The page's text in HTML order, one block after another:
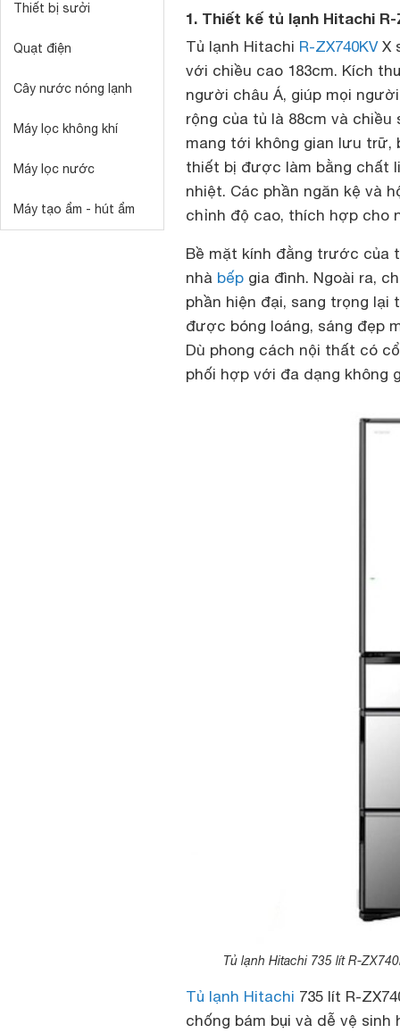
Thiết bị sưởi
Quạt điện
Cây nước nóng lạnh
Máy lọc không khí
Máy lọc nước
Máy tạo ẩm - hút ẩm
1. Thiết kế tủ lạnh Hitachi R-
Tủ lạnh Hitachi R-ZX740KVX
với chiều cao 183cm. Kích
người châu Á, giúp mọi
rộng của tủ là 88cm và chiều
mang tới không gian lưu trữ,
thiết bị được làm bằng chất
nhiệt. Các phần ngăn kệ và
chỉnh độ cao, thích hợp cho
Bề mặt kính đằng trước của
nhà bếp gia đình. Ngoài ra,
phần hiện đại, sang trọng
được bóng loáng, sáng đẹp
Dù phong cách nội thất có
phối hợp với đa dạng không
Tủ lạnh Hitachi 735 lít R-
Tủ lạnh Hitachi 735 lít R-
chống bám bụi và dễ vệ